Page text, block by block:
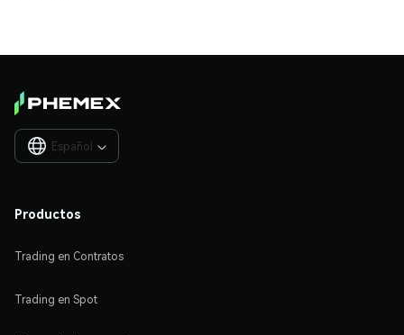
Español 
Productos
Trading en Contratos
Trading en Spot